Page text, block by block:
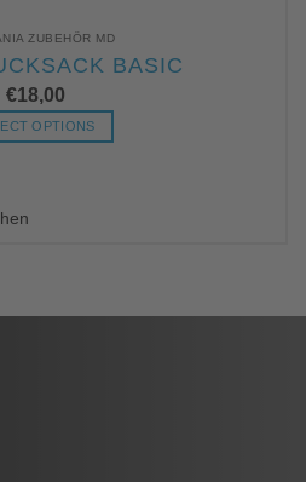
ZUBEHÖR MD
BASIC
€18,00
OPTIONS